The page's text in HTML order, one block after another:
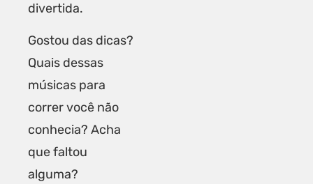
divertida.
Gostou das dicas?
Quais dessas
músicas para
correr você não
conhecia? Acha
que faltou
alguma?